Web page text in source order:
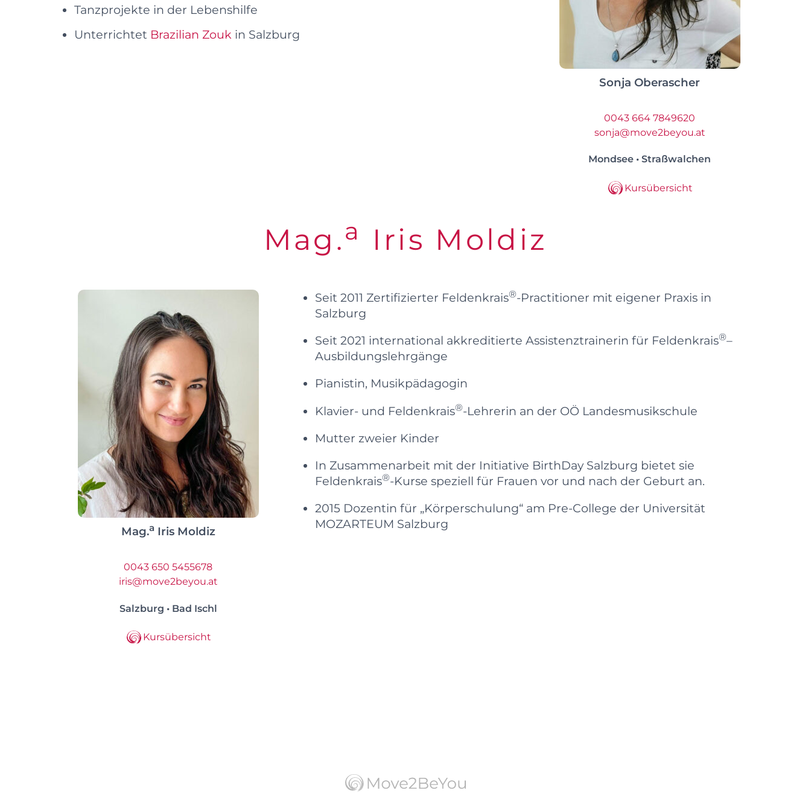
Tanzprojekte in der Lebenshilfe
Unterrichtet Brazilian Zouk in Salzburg
Sonja Oberascher
0043 664 7849620
sonja@move2beyou.at
Mondsee • Straßwalchen
Kursübersicht
Mag.a Iris Moldiz
Mag.a Iris Moldiz
0043 650 5455678
iris@move2beyou.at
Salzburg • Bad Ischl
Kursübersicht
Seit 2011 Zertifizierter Feldenkrais®-Practitioner mit eigener Praxis in
Salzburg
Seit 2021 international akkreditierte Assistenztrainerin für Feldenkrais®–
Ausbildungslehrgänge
Pianistin, Musikpädagogin
Klavier- und Feldenkrais®-Lehrerin an der OÖ Landesmusikschule
Mutter zweier Kinder
In Zusammenarbeit mit der Initiative BirthDay Salzburg bietet sie
Feldenkrais®-Kurse speziell für Frauen vor und nach der Geburt an.
2015 Dozentin für „Körperschulung“ am Pre-College der Universität
MOZARTEUM Salzburg